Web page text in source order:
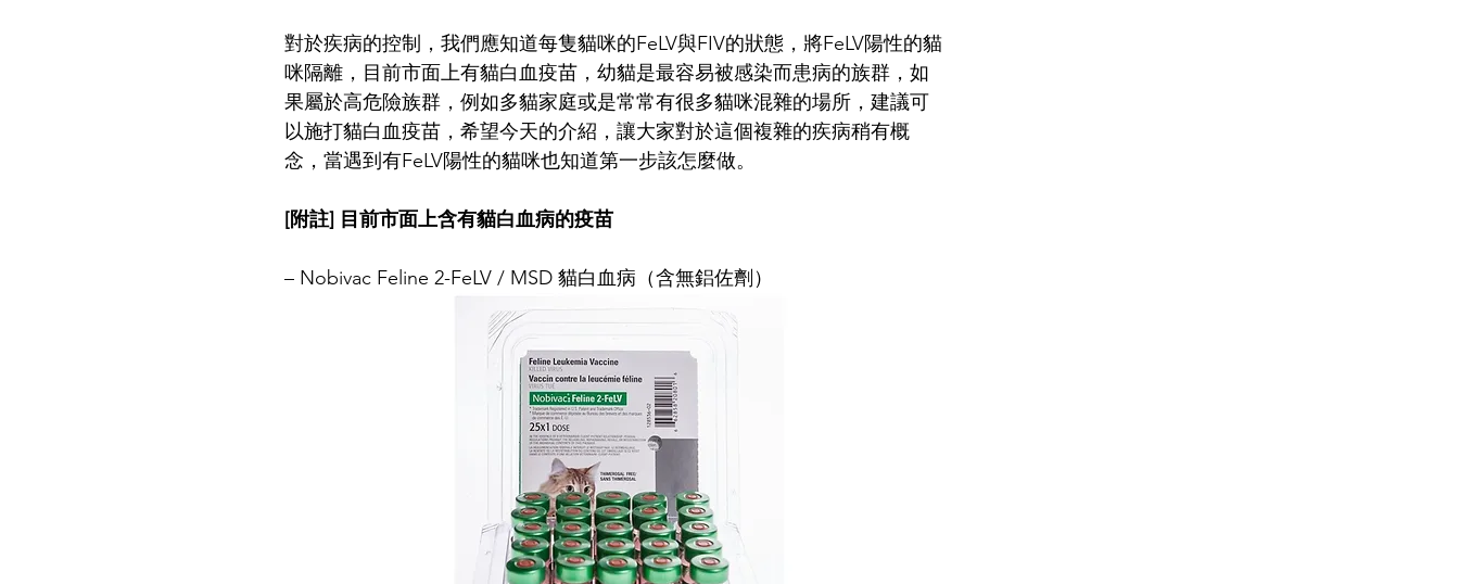
對於疾病的控制，我們應知道每隻貓咪的FeLV與FIV的狀態，將FeLV陽性的貓
咪隔離，目前市面上有貓白血疫苗，幼貓是最容易被感染而患病的族群，如
果屬於高危險族群，例如多貓家庭或是常常有很多貓咪混雜的場所，建議可
以施打貓白血疫苗，希望今天的介紹，讓大家對於這個複雜的疾病稍有概
念，當遇到有FeLV陽性的貓咪也知道第一步該怎麼做。
[附註] 目前市面上含有貓白血病的疫苗
– Nobivac Feline 2-FeLV / MSD 貓白血病（含無鋁佐劑）